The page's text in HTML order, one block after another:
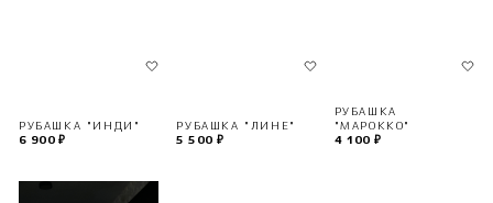
РУБАШКА "ИНДИ"
6 900 ₽
РУБАШКА "ЛИНЕ"
5 500 ₽
РУБАШКА
"МАРОККО"
4 100 ₽